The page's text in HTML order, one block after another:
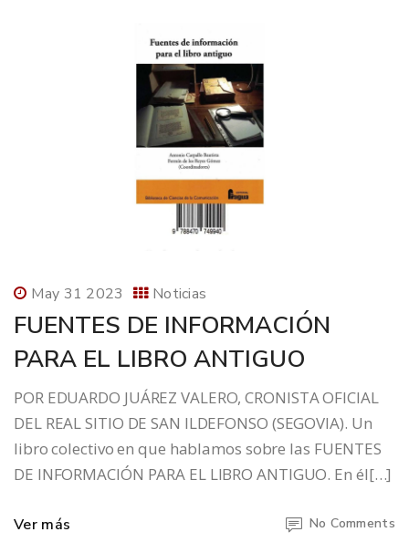
May 31 2023 Noticias
FUENTES DE INFORMACIÓN
PARA EL LIBRO ANTIGUO
POR EDUARDO JUÁREZ VALERO, CRONISTA OFICIAL
DEL REAL SITIO DE SAN ILDEFONSO (SEGOVIA). Un
libro colectivo en que hablamos sobre las FUENTES
DE INFORMACIÓN PARA EL LIBRO ANTIGUO. En él[…]
Ver más No Comments